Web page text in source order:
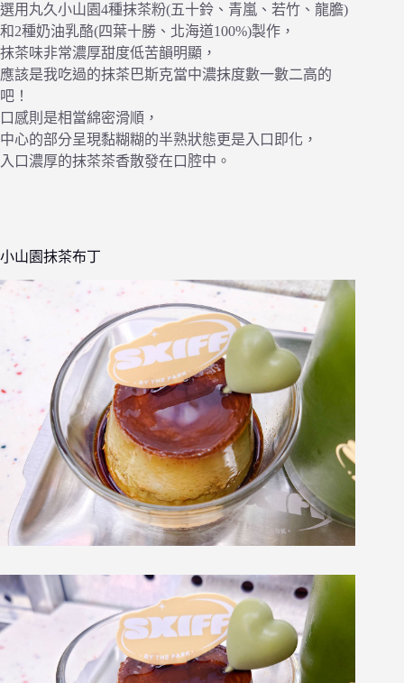
選用丸久小山園4種抹茶粉(五十鈴、青嵐、若竹、龍膽)
和2種奶油乳酪(四葉十勝、北海道100%)製作，
抹茶味非常濃厚甜度低苦韻明顯，
應該是我吃過的抹茶巴斯克當中濃抹度數一數二高的
吧！
口感則是相當綿密滑順，
中心的部分呈現黏糊糊的半熟狀態更是入口即化，
入口濃厚的抹茶茶香散發在口腔中。
小山園抹茶布丁